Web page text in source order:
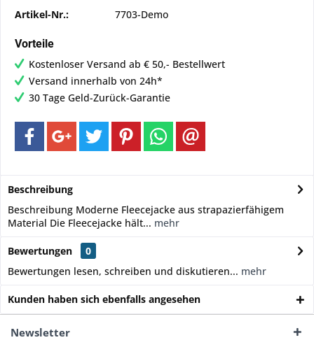
Artikel-Nr.: 7703-Demo
Vorteile
Kostenloser Versand ab € 50,- Bestellwert
Versand innerhalb von 24h*
30 Tage Geld-Zurück-Garantie
Beschreibung
Beschreibung Moderne Fleecejacke aus strapazierfähigem
Material Die Fleecejacke hält... mehr
Bewertungen
0
Bewertungen lesen, schreiben und diskutieren... mehr
Kunden haben sich ebenfalls angesehen
Newsletter